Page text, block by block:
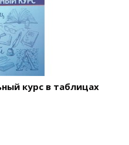
курс в таблицах